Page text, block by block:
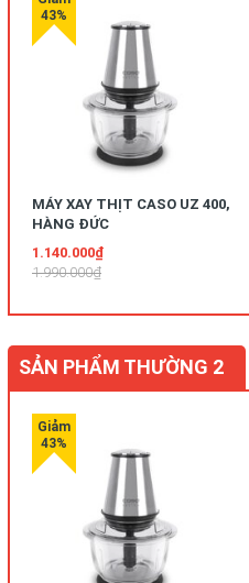
MÁY XAY THỊT CASO UZ 400,
HÀNG ĐỨC
1.140.000₫
1.990.000₫
SẢN PHẨM THƯỜNG 2